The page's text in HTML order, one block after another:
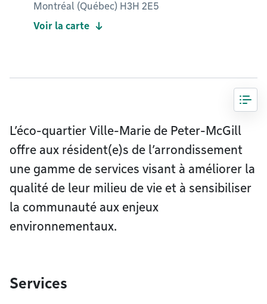
Montréal (Québec) H3H 2E5
Voir la carte
L’éco-quartier Ville-Marie de Peter-McGill
offre aux résident(e)s de l’arrondissement
une gamme de services visant à améliorer la
qualité de leur milieu de vie et à sensibiliser
la communauté aux enjeux
environnementaux.
Services